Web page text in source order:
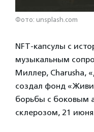
Фото: unsplash.com
NFT-капсулы с
музыкальным
Миллер, Charusha,
создал фонд
борьбы с боковым
склерозом, 21